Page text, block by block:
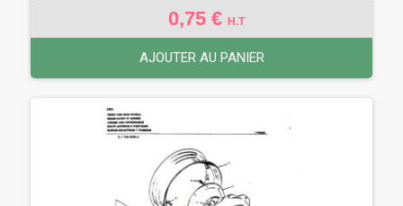
0,75 € H.T
AJOUTER AU PANIER